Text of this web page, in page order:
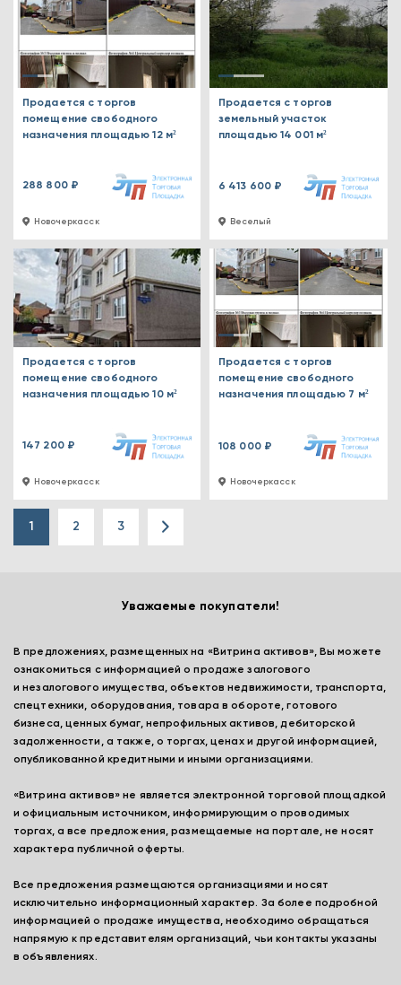
Новочеркасск
Продается с торгов
помещение свободного
назначения площадью 12 м²
288 800 ₽
Веселый
Продается с торгов
земельный участок
площадью 14 001 м²
6 413 600 ₽
Новочеркасск
Продается с торгов
помещение свободного
назначения площадью 10 м²
147 200 ₽
Новочеркасск
Продается с торгов
помещение свободного
назначения площадью 7 м²
108 000 ₽
1 2 3
Уважаемые покупатели!
В предложениях, размещенных на «Витрина активов», Вы можете
ознакомиться с информацией о продаже залогового
и незалогового имущества, объектов недвижимости, транспорта,
спецтехники, оборудования, товара в обороте, готового
бизнеса, ценных бумаг, непрофильных активов, дебиторской
задолженности, а также, о торгах, ценах и другой информацией,
опубликованной кредитными и иными организациями.
«Витрина активов» не является электронной торговой площадкой
и официальным источником, информирующим о проводимых
торгах, а все предложения, размещаемые на портале, не носят
характера публичной оферты.
Все предложения размещаются организациями и носят
исключительно информационный характер. За более подробной
информацией о продаже имущества, необходимо обращаться
напрямую к представителям организаций, чьи контакты указаны
в объявлениях.